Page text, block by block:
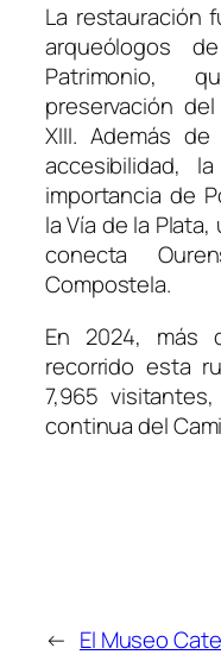
La restauración
arqueólogos
Patrimonio,
preservación
XIII. Además
accesibilidad,
importancia de
la Vía de la
conecta
Compostela.
En 2024, más
recorrido esta
7,965
continua del
← El Museo